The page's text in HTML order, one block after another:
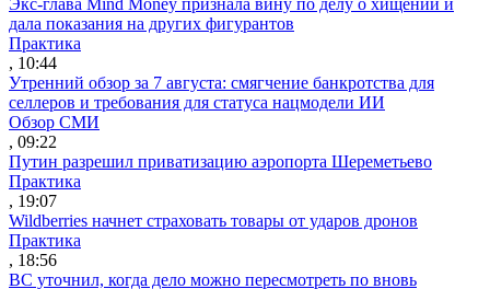
дала показания на других фигурантов
Практика
, 10:44
Утренний обзор за 7 августа: смягчение банкротства для
селлеров и требования для статуса нацмодели ИИ
Обзор СМИ
, 09:22
Путин разрешил приватизацию аэропорта Шереметьево
Практика
, 19:07
Wildberries начнет страховать товары от ударов дронов
Практика
, 18:56
ВС уточнил, когда дело можно пересмотреть по вновь